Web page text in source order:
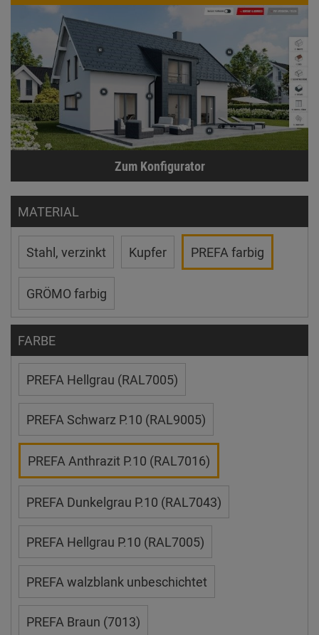
Zum Konfigurator
MATERIAL
Stahl, verzinkt Kupfer PREFA farbig
GRÖMO farbig
FARBE
PREFA Hellgrau (RAL7005)
PREFA Schwarz P.10 (RAL9005)
PREFA Anthrazit P.10 (RAL7016)
PREFA Dunkelgrau P.10 (RAL7043)
PREFA Hellgrau P.10 (RAL7005)
PREFA walzblank unbeschichtet
PREFA Braun (7013)